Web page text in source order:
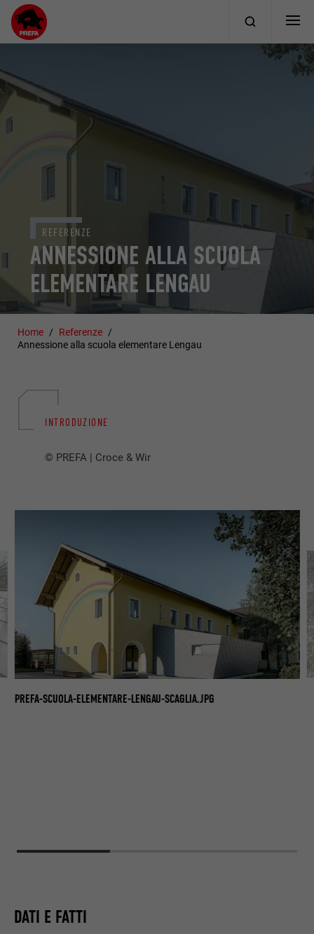
ANNESSIONE ALLA SCUOLA
ELEMENTARE LENGAU
REFERENZE
Home
Referenze
Annessione alla scuola elementare Lengau
INTRODUZIONE
© PREFA | Croce & Wir
PREFA-SCUOLA-ELEMENTARE-LENGAU-SCAGLIA.JPG
DATI E FATTI